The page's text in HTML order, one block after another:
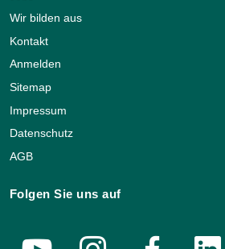
Wir bilden aus
Kontakt
Anmelden
Sitemap
Impressum
Datenschutz
AGB
Folgen Sie uns auf